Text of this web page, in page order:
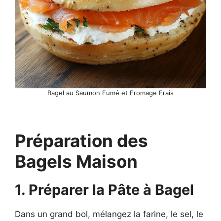
Bagel au Saumon Fumé et Fromage Frais
Préparation des
Bagels Maison
1. Préparer la Pâte à Bagel
Dans un grand bol, mélangez la farine, le sel, le